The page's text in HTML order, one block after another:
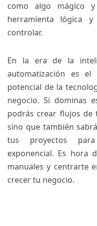
como algo mágico
herramienta lógica
controlar.
En la era de la
automatización es
potencial de la
negocio. Si dominas
podrás crear flujos de
sino que también
tus proyectos
exponencial. Es hora
manuales y centrarte
crecer tu negocio.